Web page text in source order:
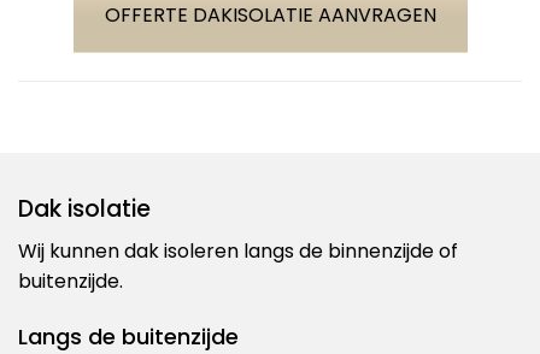
OFFERTE DAKISOLATIE AANVRAGEN
Dak isolatie
Wij kunnen dak isoleren langs de binnenzijde of
buitenzijde.
Langs de buitenzijde